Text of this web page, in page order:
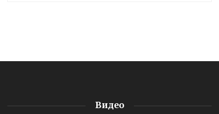
Видео